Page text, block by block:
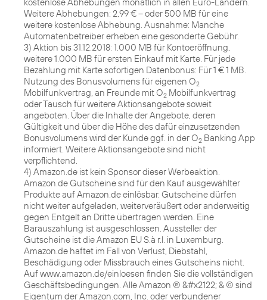
Weitere Abhebungen: 2,99 € – oder 500 MB für eine
weitere kostenlose Abhebung. Ausnahme: Manche
Automatenbetreiber erheben eine gesonderte Gebühr.
3) Aktion bis 31.12.2018: 1.000 MB für Kontoeröffnung,
weitere 1.000 MB für ersten Einkauf mit Karte. Für jede
Bezahlung mit Karte sofortigen Datenbonus: Für 1 € 1 MB.
Nutzung des Bonusvolumens für eigenen O2
Mobilfunkvertrag, an Freunde mit O2 Mobilfunkvertrag
oder Tausch für weitere Aktionsangebote soweit
angeboten. Über die Inhalte der Angebote, deren
Gültigkeit und über die Höhe des dafür einzusetzenden
Bonusvolumens wird der Kunde ggf. in der O2 Banking App
informiert. Weitere Aktionsangebote sind nicht
verpflichtend.
4) Amazon.de ist kein Sponsor dieser Werbeaktion.
Amazon.de Gutscheine sind für den Kauf ausgewählter
Produkte auf Amazon.de einlösbar. Gutscheine dürfen
nicht weiter aufgeladen, weiterveräußert oder anderweitig
gegen Entgelt an Dritte übertragen werden. Eine
Barauszahlung ist ausgeschlossen. Aussteller der
Gutscheine ist die Amazon EU S.à r.l. in Luxemburg.
Amazon.de haftet im Fall von Verlust, Diebstahl,
Beschädigung oder Missbrauch eines Gutscheins nicht.
Auf www.amazon.de/einloesen finden Sie die vollständigen
Geschäftsbedingungen. Alle Amazon ® &#x2122; & © sind
Eigentum der Amazon.com, Inc. oder verbundener